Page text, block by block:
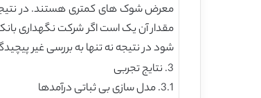
مقدار آن یک است اگر شرکت نگهداری
شود در نتیجه نه تنها به بررسی غیر
3. نتایج تجربی
3.1. مدل سازی بی ثباتی درآمدها